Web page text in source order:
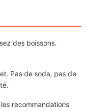
des boissons.
Pas de soda, pas de
recommandations